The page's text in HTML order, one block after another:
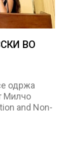
ВО
одржа
Милчо
and Non-